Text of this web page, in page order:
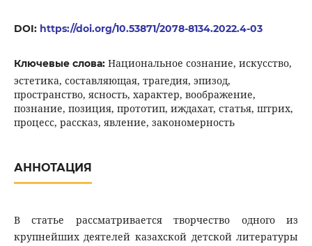
DOI: https://doi.org/10.53871/2078-8134.2022.4-03
Ключевые слова: Национальное сознание, искусство,
эстетика, составляющая, трагедия, эпизод,
пространство, ясность, характер, воображение,
познание, позиция, прототип, иждахат, статья, штрих,
процесс, рассказ, явление, закономерность
АННОТАЦИЯ
В статье рассматривается творчество одного из
крупнейших деятелей казахской детской литературы